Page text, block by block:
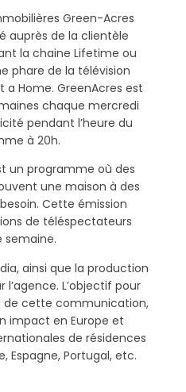
Green-Acres
auprès de la clientèle
la chaine Lifetime ou
phare de la télévision
a Home. GreenAcres est
chaque mercredi
pendant l’heure du
à 20h.
un programme où des
une maison à des
Cette émission
de téléspectateurs
semaine.
ainsi que la production
L’objectif pour
de cette communication,
impact en Europe et
de résidences
Espagne, Portugal, etc.